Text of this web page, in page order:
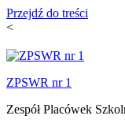
Przejdź do treści
<
ZPSWR nr 1
Zespół Placówek